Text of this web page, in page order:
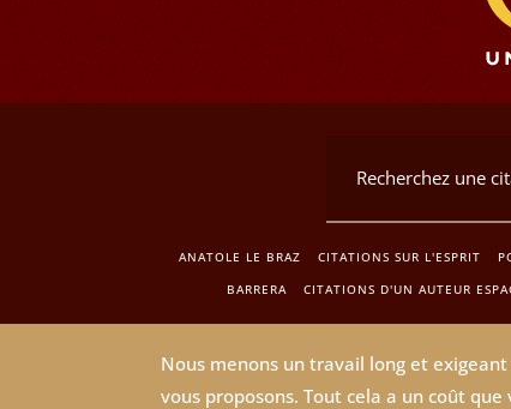
ANATOLE LE BRAZ CITATIONS SUR L'ESPRIT
BARRERA
CITATIONS D'UN AUTEUR
Nous menons un travail long et
vous proposons. Tout cela a un coût